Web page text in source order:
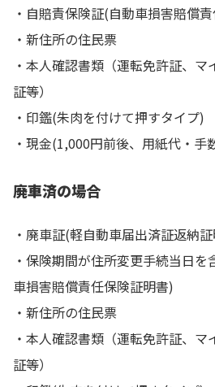
・自賠責保険証(自動車損害賠償
・新住所の住民票
・本人確認書類（運転免許証、
証等）
・印鑑(朱肉を付けて押すタイプ)
・現金(1,000円前後、用紙代・手
廃車済の場合
・廃車証(軽自動車届出済証返納
・保険期間が住所変更手続当日
車損害賠償責任保険証明書)
・新住所の住民票
・本人確認書類（運転免許証、
証等）